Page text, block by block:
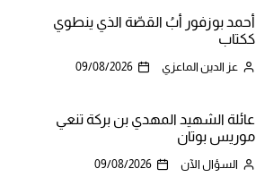
أحمد بوزفور أبُ القصّة الذي ينطوي
ككتاب
عز الدين الماعزي 09/08/2026
عائلة الشهيد المهدي بن بركة تنعي
موريس بوتان
السؤال الآن 09/08/2026